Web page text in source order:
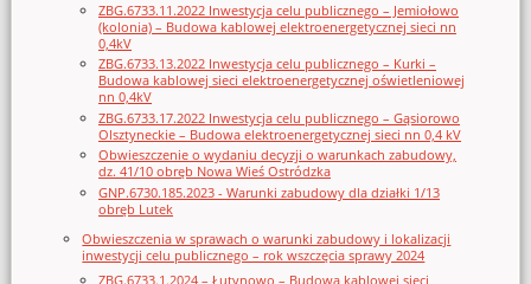
ZBG.6733.11.2022 Inwestycja celu publicznego – Jemiołowo
(kolonia) – Budowa kablowej elektroenergetycznej sieci nn
0,4kV
ZBG.6733.13.2022 Inwestycja celu publicznego – Kurki –
Budowa kablowej sieci elektroenergetycznej oświetleniowej
nn 0,4kV
ZBG.6733.17.2022 Inwestycja celu publicznego – Gąsiorowo
Olsztyneckie – Budowa elektroenergetycznej sieci nn 0,4 kV
Obwieszczenie o wydaniu decyzji o warunkach zabudowy,
dz. 41/10 obręb Nowa Wieś Ostródzka
GNP.6730.185.2023 - Warunki zabudowy dla działki 1/13
obręb Lutek
Obwieszczenia w sprawach o warunki zabudowy i lokalizacji
inwestycji celu publicznego – rok wszczęcia sprawy 2024
ZBG.6733.1.2024 – Łutynowo – Budowa kablowej sieci